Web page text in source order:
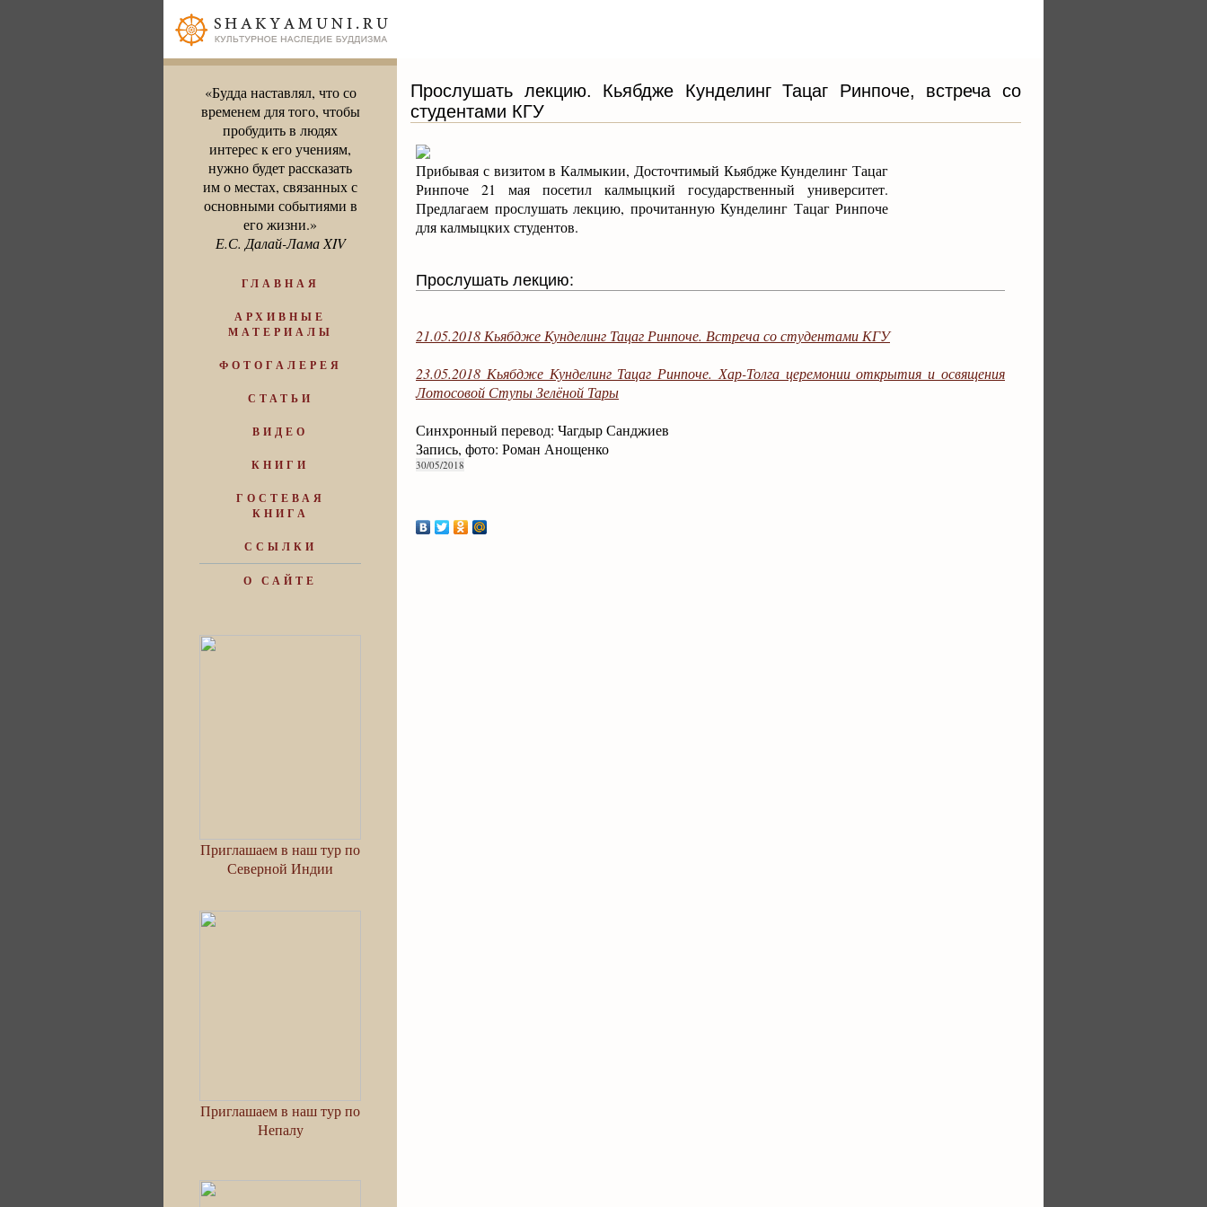
«Будда наставлял, что со
временем для того, чтобы
пробудить в людях
интерес к его учениям,
нужно будет рассказать
им о местах, связанных с
основными событиями в
его жизни.»
Е.С. Далай-Лама XIV
ГЛАВНАЯ
АРХИВНЫЕ
МАТЕРИАЛЫ
ФОТОГАЛЕРЕЯ
СТАТЬИ
ВИДЕО
КНИГИ
ГОСТЕВАЯ
КНИГА
ССЫЛКИ
О САЙТЕ
Приглашаем в наш тур по
Северной Индии
Приглашаем в наш тур по
Непалу
Прослушать лекцию. Кьябдже Кунделинг Тацаг Ринпоче, встреча со
студентами КГУ
Прибывая с визитом в Калмыкии, Досточтимый Кьябдже Кунделинг Тацаг
Ринпоче 21 мая посетил калмыцкий государственный университет.
Предлагаем прослушать лекцию, прочитанную Кунделинг Тацаг Ринпоче
для калмыцких студентов.
Прослушать лекцию:
21.05.2018 Кьябдже Кунделинг Тацаг Ринпоче. Встреча со студентами КГУ
23.05.2018 Кьябдже Кунделинг Тацаг Ринпоче. Хар-Толга церемонии открытия и освящения
Лотосовой Ступы Зелёной Тары
Синхронный перевод: Чагдыр Санджиев
Запись, фото: Роман Анощенко
30/05/2018